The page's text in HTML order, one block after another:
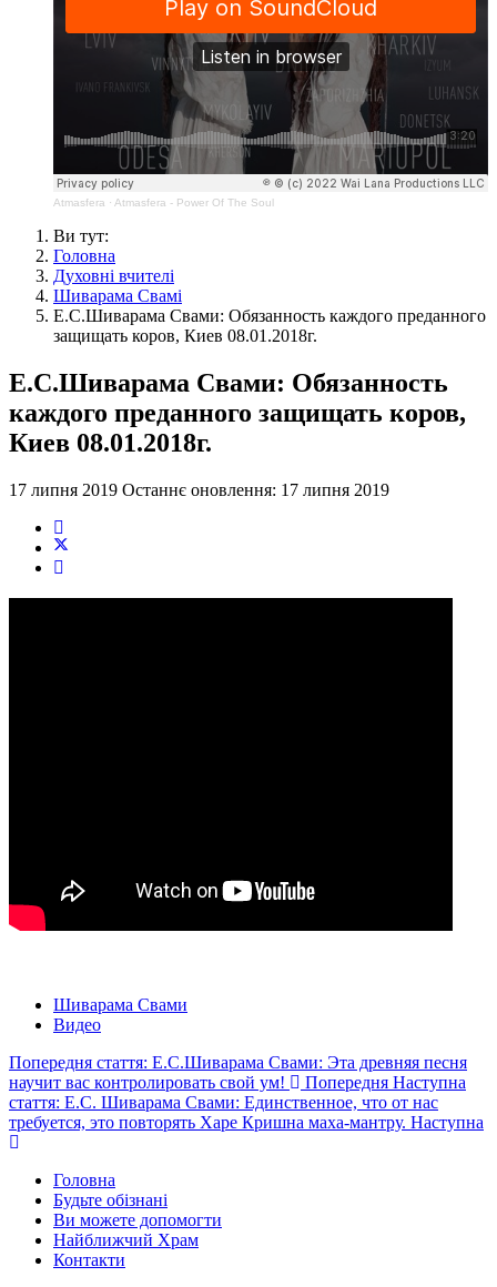
Atmasfera · Atmasfera - Power Of The Soul
Ви тут:
Головна
Духовні вчителі
Шиварама Свамі
Е.С.Шиварама Свами: Обязанность каждого преданного
защищать коров, Киев 08.01.2018г.
Е.С.Шиварама Свами: Обязанность
каждого преданного защищать коров,
Киев 08.01.2018г.
17 липня 2019 Останнє оновлення: 17 липня 2019
Шиварама Свами
Видео
Попередня стаття: Е.С.Шиварама Свами: Эта древняя песня
научит вас контролировать свой ум!
Попередня Наступна
стаття: Е.С. Шиварама Свами: Единственное, что от нас
требуется, это повторять Харе Кришна маха-мантру. Наступна
Головна
Будьте обізнані
Ви можете допомогти
Найближчий Храм
Контакти